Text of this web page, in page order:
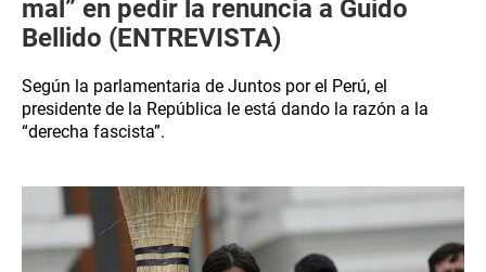
mal” en pedir la renuncia a Guido
Bellido (ENTREVISTA)
Según la parlamentaria de Juntos por el Perú, el
presidente de la República le está dando la razón a la
“derecha fascista”.